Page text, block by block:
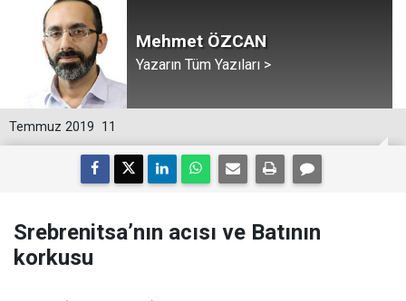
Mehmet ÖZCAN
Yazarın Tüm Yazıları >
11
Temmuz 2019
Srebrenitsa’nın acısı ve Batının
korkusu